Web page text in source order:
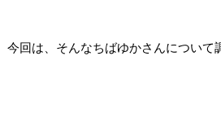
今回は、そんなちばゆかさんについて